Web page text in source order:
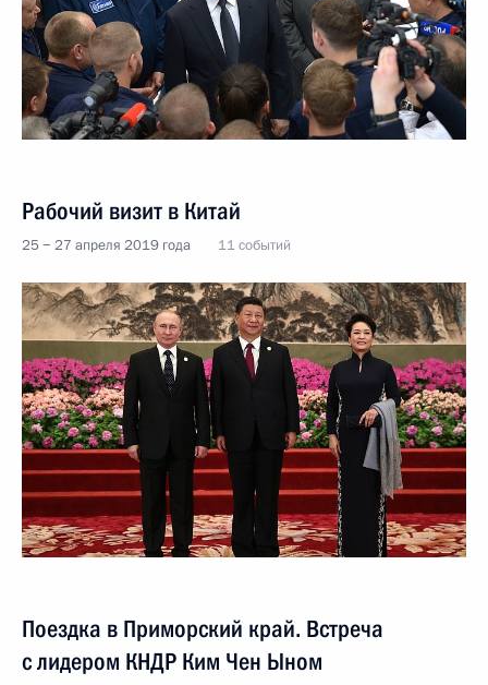
Рабочий визит в Китай
25 − 27 апреля 2019 года 11 событий
Поездка в Приморский край. Встреча
с лидером КНДР Ким Чен Ыном